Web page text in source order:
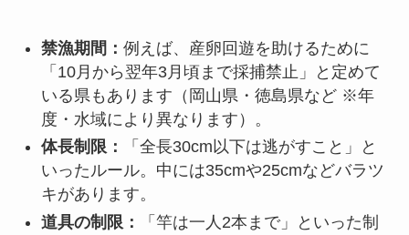
禁漁期間： 例えば、産卵回遊を助けるために
「10月から翌年3月頃まで採捕禁止」と定めて
いる県もあります（岡山県・徳島県など ※年
度・水域により異なります）。
体長制限：
「全長30cm以下は逃がすこと」と
いったルール。中には35cmや25cmなどバラツ
キがあります。
道具の制限：
「竿は一人2本まで」といった制